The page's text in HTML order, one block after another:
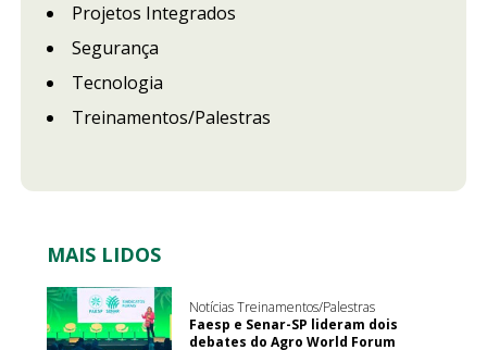
Projetos Integrados
Segurança
Tecnologia
Treinamentos/Palestras
MAIS LIDOS
Notícias Treinamentos/Palestras
Faesp e Senar-SP lideram dois
debates do Agro World Forum